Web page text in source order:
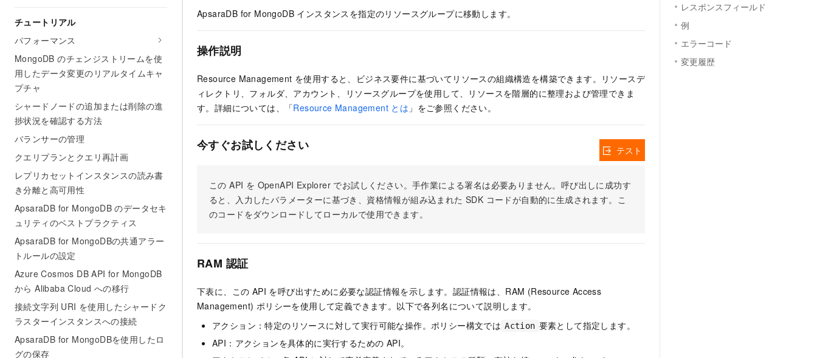
チュートリアル
パフォーマンス
MongoDB のチェンジストリームを使
用したデータ変更のリアルタイムキャ
プチャ
シャードノードの追加または削除の進
捗状況を確認する方法
バランサーの管理
クエリプランとクエリ再計画
レプリカセットインスタンスの読み書
き分離と高可用性
ApsaraDB for MongoDB のデータセキ
ュリティのベストプラクティス
ApsaraDB for MongoDBの共通アラー
トルールの設定
Azure Cosmos DB API for MongoDB
から Alibaba Cloud への移行
接続文字列 URI を使用したシャードク
ラスターインスタンスへの接続
ApsaraDB for MongoDBを使用したロ
グの保存
ApsaraDB for MongoDB インスタンスを指定のリソースグループに移動します。
操作説明
Resource Management を使用すると、ビジネス要件に基づいてリソースの組織構造を構築できます。リソースデ
ィレクトリ、フォルダ、アカウント、リソースグループを使用して、リソースを階層的に整理および管理できま
す。詳細については、「Resource Management とは 」をご参照ください。
今すぐお試しください
この API を OpenAPI Explorer でお試しください。手作業による署名は必要ありません。呼び出しに成功す
ると、入力したパラメーターに基づき、資格情報が組み込まれた SDK コードが自動的に生成されます。こ
のコードをダウンロードしてローカルで使用できます。
テスト
RAM 認証
下表に、この API を呼び出すために必要な認証情報を示します。認証情報は、RAM (Resource Access
Management) ポリシーを使用して定義できます。以下で各列名について説明します。
アクション：特定のリソースに対して実行可能な操作。ポリシー構文では Action 要素として指定します。
API：アクションを具体的に実行するための API。
レスポンスフィールド
例
エラーコード
変更履歴